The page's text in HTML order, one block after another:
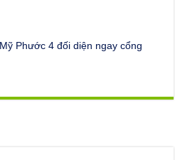
Phước 4 đối diện ngay cổng